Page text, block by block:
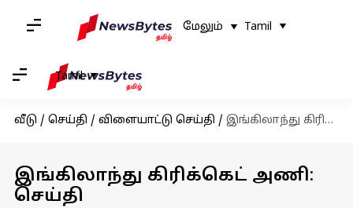
மேலும் Tamil
Tamil
வீடு / செய்தி / விளையாட்டு செய்தி / இங்கிலாந்து கிரிக்கெட் அணி
இங்கிலாந்து கிரிக்கெட் அணி:
செய்தி